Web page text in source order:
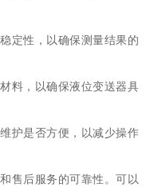
定性，以确保测量结果的
料，以确保液位变送器具
护是否方便，以减少操作
售后服务的可靠性。可以